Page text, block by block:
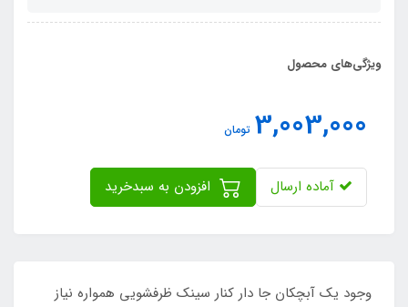
ویژگی‌های محصول
3,003,000 تومان
آماده ارسال
وجود یک آبچکان جا دار کنار سینک ظرفشویی همواره نیاز